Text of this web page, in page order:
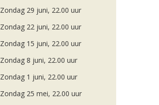
Zondag 29 juni, 22.00 uur
Zondag 22 juni, 22.00 uur
Zondag 15 juni, 22.00 uur
Zondag 8 juni, 22.00 uur
Zondag 1 juni, 22.00 uur
Zondag 25 mei, 22.00 uur